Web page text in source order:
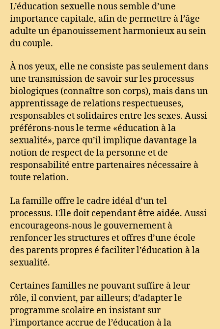
L’éducation sexuelle nous semble d’une
importance capitale, afin de permettre à l’âge
adulte un épanouissement harmonieux au sein
du couple.
À nos yeux, elle ne consiste pas seulement dans
une transmission de savoir sur les processus
biologiques (connaître son corps), mais dans un
apprentissage de relations respectueuses,
responsables et solidaires entre les sexes. Aussi
préférons-nous le terme «éducation à la
sexualité», parce qu’il implique davantage la
notion de respect de la personne et de
responsabilité entre partenaires nécessaire à
toute relation.
La famille offre le cadre idéal d’un tel
processus. Elle doit cependant être aidée. Aussi
encourageons-nous le gouvernement à
renfoncer les structures et offres d’une école
des parents propres é faciliter l’éducation à la
sexualité.
Certaines familles ne pouvant suffire à leur
rôle, il convient, par ailleurs; d’adapter le
programme scolaire en insistant sur
l’importance accrue de l’éducation à la